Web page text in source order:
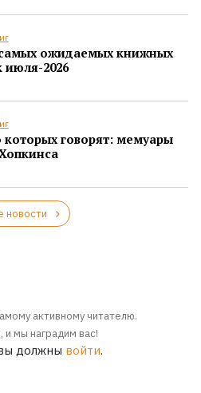
ожидаемых книжных
июля-2026
которых говорят: мемуары
новости
активному читателю.
мы наградим вас!
должны войти.